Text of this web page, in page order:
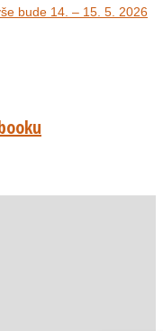
bude 14. – 15. 5. 2026